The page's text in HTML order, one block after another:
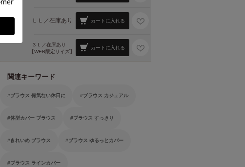
ＬＬ／在庫あり カートに入れる
３Ｌ／在庫あり
【WEB限定サイズ】
カートに入れる
関連キーワード
ブラウス 何気ない休日に ブラウス カジュアル
体型カバー ブラウス ブラウス すっきり
きれいめ ブラウス ブラウス ゆるっとカバー
ブラウス ラインカバー